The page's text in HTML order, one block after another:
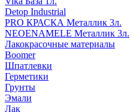
Detop Industrial
PRO КРАСКА Металлик 3л.
NEOENAMELE Металлик 3л.
Лакокрасочные материалы
Boomer
Шпатлевки
Герметики
Грунты
Эмали
Лак